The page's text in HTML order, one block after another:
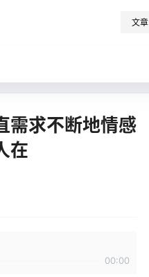
文章
需求不断地情感
在
00:00